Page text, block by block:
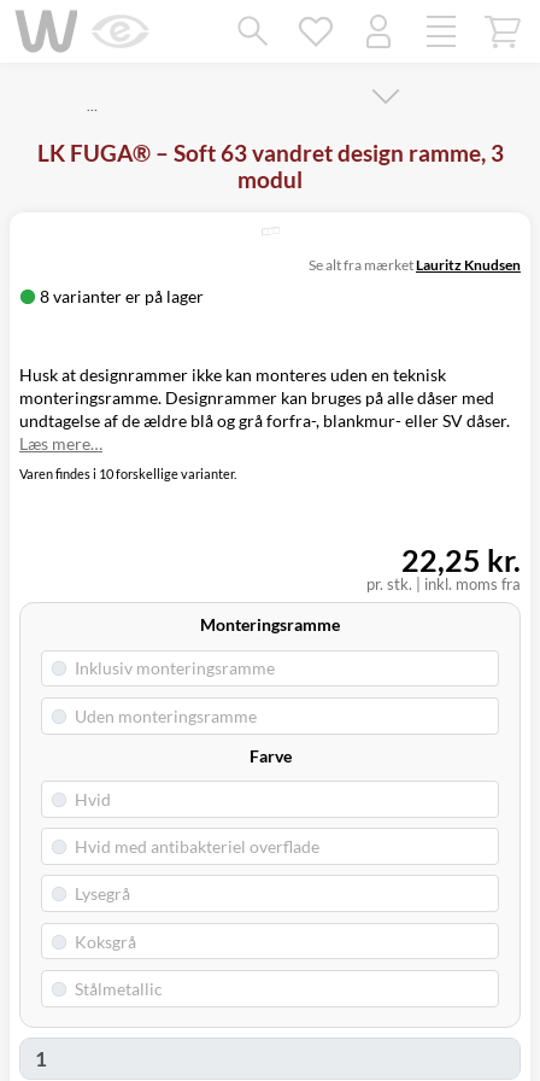
…
LK FUGA® – Soft 63 vandret design ramme, 3
modul
8 varianter er på lager
Se alt fra mærketLauritz Knudsen
Husk at designrammer ikke kan monteres uden en teknisk
monteringsramme. Designrammer kan bruges på alle dåser med
undtagelse af de ældre blå og grå forfra-, blankmur- eller SV dåser.
Læs mere…
Varen findes i 10 forskellige varianter.
pr. stk. inkl. moms fra
22,25 kr.
Monteringsramme
Farve
Mangler chatten?
Ret samtykke!